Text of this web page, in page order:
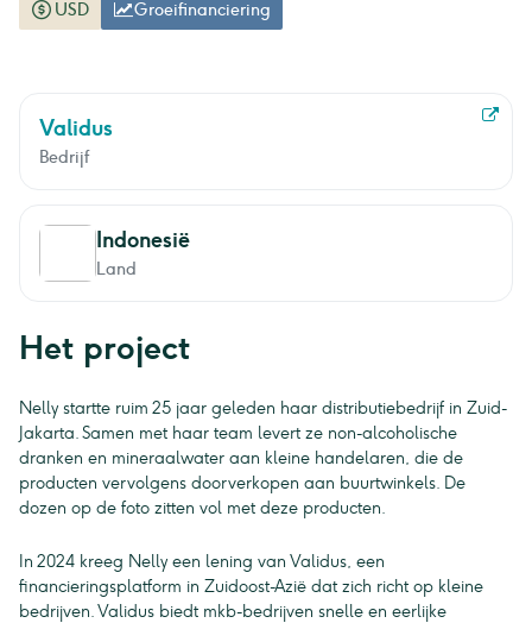
Validus
Bedrijf
Indonesië
Land
Het project
Nelly startte ruim 25 jaar geleden haar distributiebedrijf in Zuid-
Jakarta. Samen met haar team levert ze non-alcoholische
dranken en mineraalwater aan kleine handelaren, die de
producten vervolgens doorverkopen aan buurtwinkels. De
dozen op de foto zitten vol met deze producten.
In 2024 kreeg Nelly een lening van Validus, een
financieringsplatform in Zuidoost-Azië dat zich richt op kleine
bedrijven. Validus biedt mkb-bedrijven snelle en eerlijke
USD Groeifinanciering